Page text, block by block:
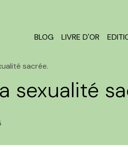
BLOG LIVRE D'OR
sacrée.
sexualité